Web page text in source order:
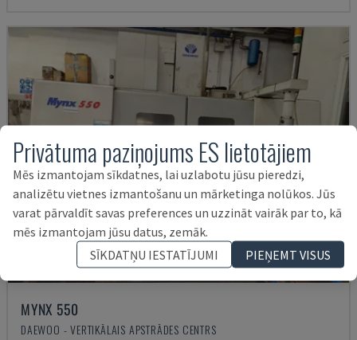
MYNX 550
DAEWOO - VERTIKĀLAIS APSTRĀDES CENTRS
Privātuma paziņojums ES lietotājiem
Mēs izmantojam sīkdatnes, lai uzlabotu jūsu pieredzi,
analizētu vietnes izmantošanu un mārketinga nolūkos. Jūs
varat pārvaldīt savas preferences un uzzināt vairāk par to, kā
mēs izmantojam jūsu datus, zemāk.
SĪKDATŅU IESTATĪJUMI
PIEŅEMT VISUS